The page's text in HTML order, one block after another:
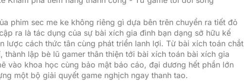
phim sec me ke không riêng gì dựa bên trên chuyển ra tiết đỏ
ra là tác dụng của sự bài xích gia đình bạn dạng sở hữu kế
lược cách thức tân cùng phát triển lanh lợi. Từ bài xích toán chắt
thành lập bè lũ gamer thân thiện tới bài xích toán bài xích gia
vào khoa học cùng bảo mật báo cáo, đại dương hết phần lớn
một bộ giải quyết game nghịch ngay thanh tao.